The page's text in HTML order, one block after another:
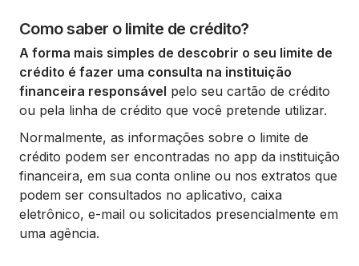
Como saber o limite de crédito?
A forma mais simples de descobrir o seu limite de
crédito é fazer uma consulta na instituição
financeira responsável pelo seu cartão de crédito
ou pela linha de crédito que você pretende utilizar.
Normalmente, as informações sobre o limite de
crédito podem ser encontradas no app da instituição
financeira, em sua conta online ou nos extratos que
podem ser consultados no aplicativo, caixa
eletrônico, e-mail ou solicitados presencialmente em
uma agência.